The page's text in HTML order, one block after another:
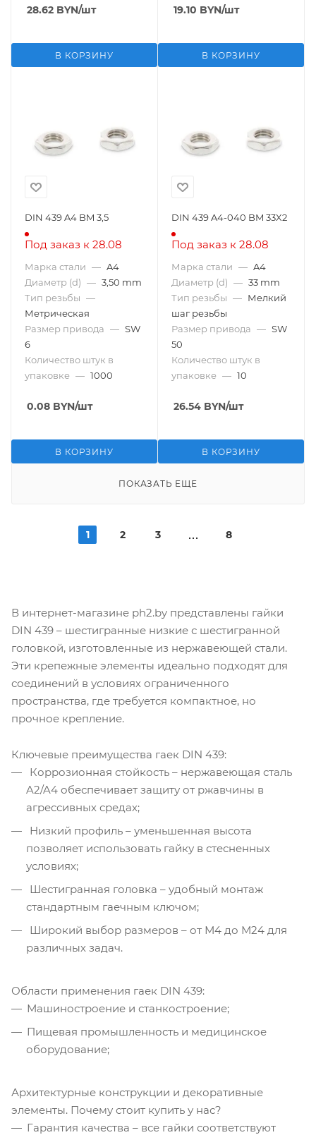
28.62 BYN/шт
В КОРЗИНУ
19.10 BYN/шт
В КОРЗИНУ
DIN 439 A4 BM 3,5
Под заказ к 28.08
Марка стали — A4
Диаметр (d) — 3,50 mm
Тип резьбы —
Метрическая
Размер привода — SW
6
Количество штук в
упаковке — 1000
0.08 BYN/шт
В КОРЗИНУ
DIN 439 A4-040 BM 33X2
Под заказ к 28.08
Марка стали — A4
Диаметр (d) — 33 mm
Тип резьбы — Мелкий
шаг резьбы
Размер привода — SW
50
Количество штук в
упаковке — 10
26.54 BYN/шт
В КОРЗИНУ
ПОКАЗАТЬ ЕЩЕ
1 2 3 8
В интернет-магазине ph2.by представлены гайки
DIN 439 – шестигранные низкие с шестигранной
головкой, изготовленные из нержавеющей стали.
Эти крепежные элементы идеально подходят для
соединений в условиях ограниченного
пространства, где требуется компактное, но
прочное крепление.
Ключевые преимущества гаек DIN 439:
Коррозионная стойкость – нержавеющая сталь
A2/A4 обеспечивает защиту от ржавчины в
агрессивных средах;
Низкий профиль – уменьшенная высота
позволяет использовать гайку в стесненных
условиях;
Шестигранная головка – удобный монтаж
стандартным гаечным ключом;
Широкий выбор размеров – от М4 до М24 для
различных задач.
Области применения гаек DIN 439:
Машиностроение и станкостроение;
Пищевая промышленность и медицинское
оборудование;
Архитектурные конструкции и декоративные
элементы. Почему стоит купить у нас?
Гарантия качества – все гайки соответствуют